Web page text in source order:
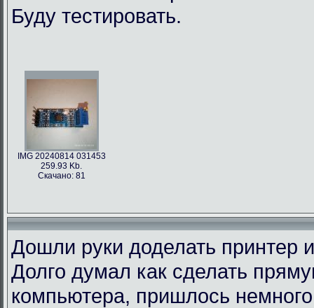
Буду тестировать.
IMG 20240814 031453
259.93 Kb.
Скачано: 81
Дошли руки доделать принтер
Долго думал как сделать
компьютера, пришлось немного